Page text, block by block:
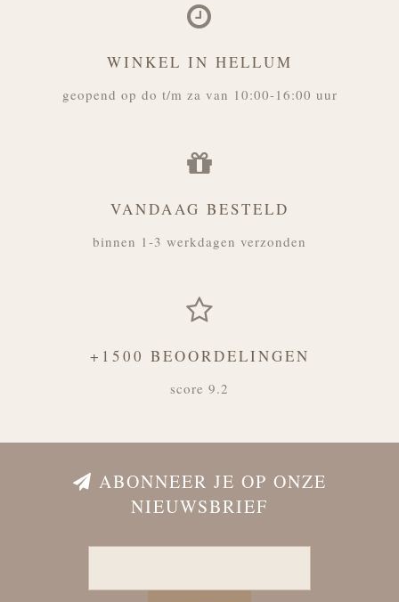
WINKEL IN HELLUM
geopend op do t/m za van 10:00-16:00 uur
VANDAAG BESTELD
binnen 1-3 werkdagen verzonden
+1500 BEOORDELINGEN
score 9.2
ABONNEER JE OP ONZE
NIEUWSBRIEF